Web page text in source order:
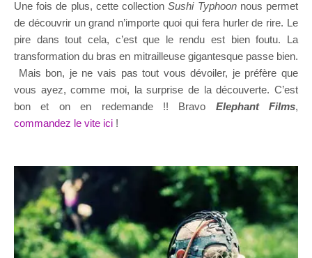
Une fois de plus, cette collectionSushi Typhoonnous permet
de découvrir un grand n’importe quoi qui fera hurler de rire. Le
pire dans tout cela, c’est que le rendu est bien foutu. La
transformation du bras en mitrailleuse gigantesque passe bien.
Mais bon, je ne vais pas tout vous dévoiler, je préfère que
vous ayez, comme moi, la surprise de la découverte. C’est
bon et on en redemande !! Bravo Elephant Films,
commandez le vite ici !